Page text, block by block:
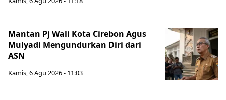
Mantan Pj Wali Kota Cirebon Agus
Mulyadi Mengundurkan Diri dari
ASN
Kamis, 6 Agu 2026 - 11:03